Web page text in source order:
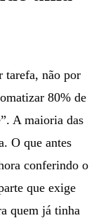
tarefa, não por
80% de
A maioria das
O que antes
conferindo o
que exige
quem já tinha